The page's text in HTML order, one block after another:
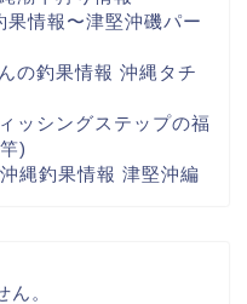
果情報〜津堅沖磯パー
の釣果情報 沖縄タチ
ッシングステップの福
)
縄釣果情報 津堅沖編
。